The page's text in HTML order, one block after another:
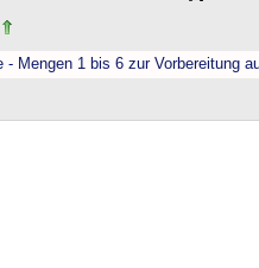
- Mengen 1 bis 6 zur Vorbereitung